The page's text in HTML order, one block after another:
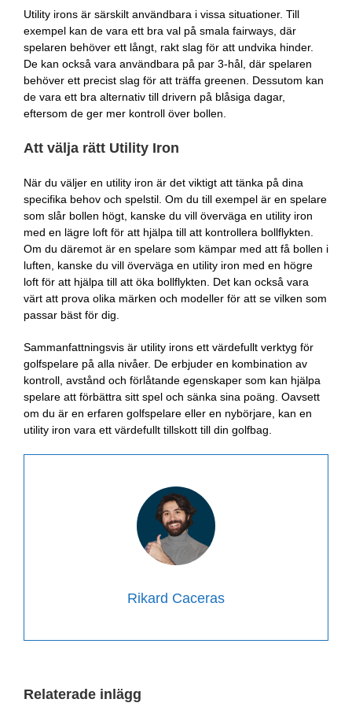
Utility irons är särskilt användbara i vissa situationer. Till
exempel kan de vara ett bra val på smala fairways, där
spelaren behöver ett långt, rakt slag för att undvika hinder.
De kan också vara användbara på par 3-hål, där spelaren
behöver ett precist slag för att träffa greenen. Dessutom kan
de vara ett bra alternativ till drivern på blåsiga dagar,
eftersom de ger mer kontroll över bollen.
Att välja rätt Utility Iron
När du väljer en utility iron är det viktigt att tänka på dina
specifika behov och spelstil. Om du till exempel är en spelare
som slår bollen högt, kanske du vill överväga en utility iron
med en lägre loft för att hjälpa till att kontrollera bollflykten.
Om du däremot är en spelare som kämpar med att få bollen i
luften, kanske du vill överväga en utility iron med en högre
loft för att hjälpa till att öka bollflykten. Det kan också vara
värt att prova olika märken och modeller för att se vilken som
passar bäst för dig.
Sammanfattningsvis är utility irons ett värdefullt verktyg för
golfspelare på alla nivåer. De erbjuder en kombination av
kontroll, avstånd och förlåtande egenskaper som kan hjälpa
spelare att förbättra sitt spel och sänka sina poäng. Oavsett
om du är en erfaren golfspelare eller en nybörjare, kan en
utility iron vara ett värdefullt tillskott till din golfbag.
Rikard Caceras
Relaterade inlägg